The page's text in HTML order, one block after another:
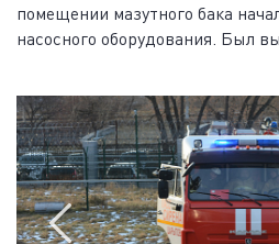
помещении мазутного бака
насосного оборудования. Был